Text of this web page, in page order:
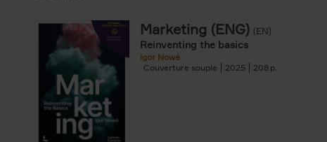
filter
De Feyter filter
Van Belleghem filter
Marketing (ENG) (EN)
Reinventing the basics
Igor Nowé
Couverture souple
2025 208